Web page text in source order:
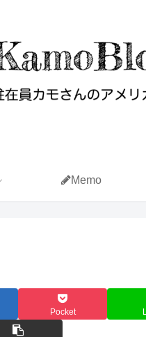
Memo
Pocket